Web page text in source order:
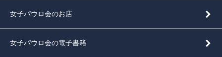
女子パウロ会のお店
女子パウロ会の電子書籍